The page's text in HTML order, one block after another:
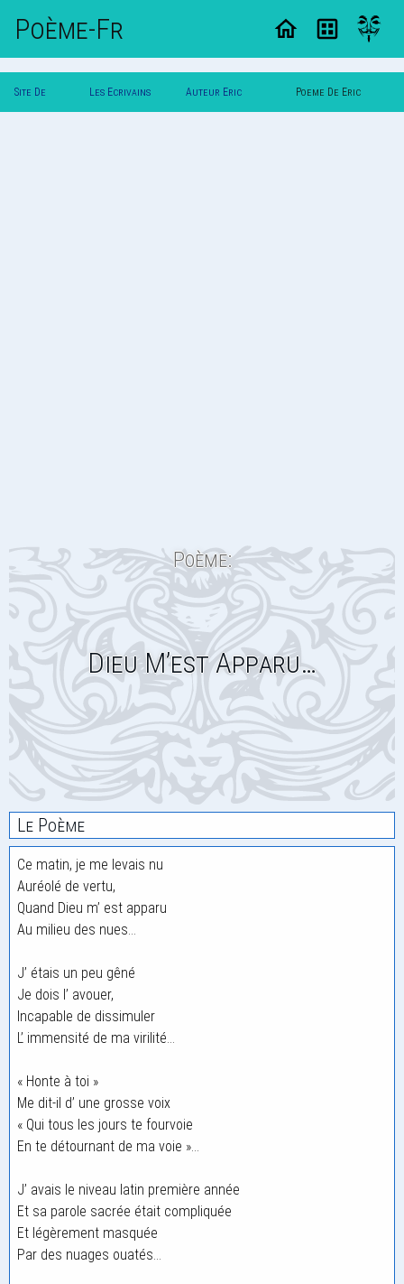
Poème-Fr
Site De Les Ecrivains Auteur Eric Poeme De Eric
Poème:
Dieu M’est Apparu…
Le Poème
Ce matin, je me levais nu
Auréolé de vertu,
Quand Dieu m’ est apparu
Au milieu des nues…
J’ étais un peu gêné
Je dois l’ avouer,
Incapable de dissimuler
L’ immensité de ma virilité…
« Honte à toi »
Me dit-il d’ une grosse voix
« Qui tous les jours te fourvoie
En te détournant de ma voie »…
J’ avais le niveau latin première année
Et sa parole sacrée était compliquée
Et légèrement masquée
Par des nuages ouatés…